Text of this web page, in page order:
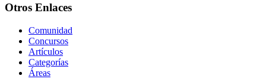
Otros Enlaces
Comunidad
Concursos
Artículos
Categorías
Áreas